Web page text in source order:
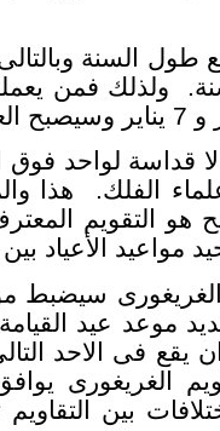
السنة وبالتالى
1582 وزاد التاريخ يوما كل 128
الفلك. هذا
هو التقويم
مواعيد الأعياد
سيضبط
فى الاحد
ولذلك فالاختلافات